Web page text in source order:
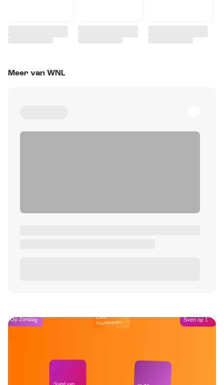
Meer van WNL
Op Zondag
Stand van
Café
Kockelmann Sven op 1